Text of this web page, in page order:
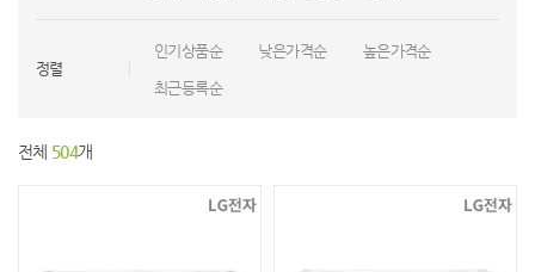
정렬
인기상품순 낮은가격순 높은가격순
최근등록순
전체 504개